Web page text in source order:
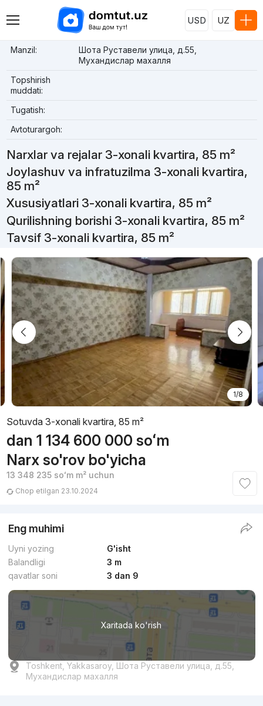
USD UZ
Manzil:
Шота Руставели улица, д.55,
Мухандислар махалля
Topshirish
muddati:
Tugatish:
Avtoturargoh:
Narxlar va rejalar 3-xonali kvartira, 85 m²
Joylashuv va infratuzilma 3-xonali kvartira,
85 m²
Xususiyatlari 3-xonali kvartira, 85 m²
Qurilishning borishi 3-xonali kvartira, 85 m²
Tavsif 3-xonali kvartira, 85 m²
1/8
Sotuvda 3-xonali kvartira, 85 m²
dan 1 134 600 000 soʻm
Narx so'rov bo'yicha
13 348 235 soʻmm² uchun
Chop etilgan 23.10.2024
Eng muhimi
Uyni yozing
G'isht
Balandligi
3 m
qavatlar soni
3 dan 9
Xaritada ko'rish
Toshkent, Yakkasaroy, Шота Руставели улица, д.55,
Мухандислар махалля